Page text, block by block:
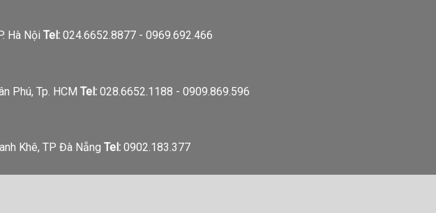
Hà Nội Tel: 024.6652.8877 - 0969.692.466
Phú, Tp. HCM Tel: 028.6652.1188 - 0909.869.596
Khê, TP Đà Nẵng Tel: 0902.183.377